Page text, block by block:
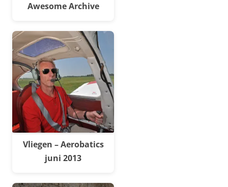
Awesome Archive
Vliegen – Aerobatics
juni 2013